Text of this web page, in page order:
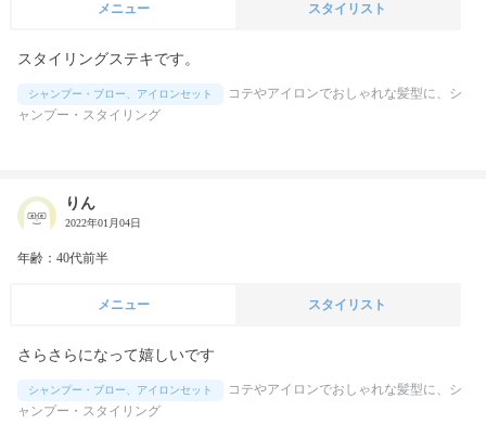
メニュー スタイリスト
スタイリングステキです。
シャンプー・ブロー、アイロンセット
コテやアイロンでおしゃれな髪型に、シ
ャンプー・スタイリング
りん
2022年01月04日
年齢：40代前半
メニュー スタイリスト
さらさらになって嬉しいです
シャンプー・ブロー、アイロンセット
コテやアイロンでおしゃれな髪型に、シ
ャンプー・スタイリング